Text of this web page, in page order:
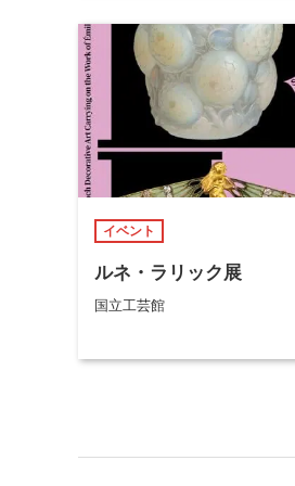
イベント
ルネ・ラリック展
国立工芸館